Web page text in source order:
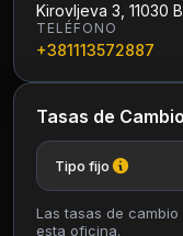
Kirovljeva 3, 11030
TELÉFONO
+381113572887
Tasas de Cambio
Tipo fijo
Las tasas de
esta oficina.